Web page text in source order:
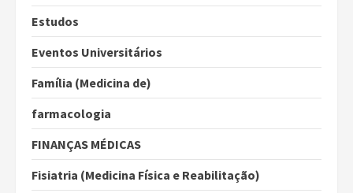
Estudos
Eventos Universitários
Família (Medicina de)
farmacologia
FINANÇAS MÉDICAS
Fisiatria (Medicina Física e Reabilitação)